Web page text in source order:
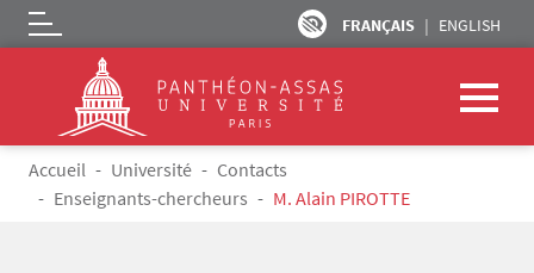
Aller au contenu principal
FRANÇAIS ENGLISH
Logo
Fil d'Ariane
Accueil Université
Contacts
Enseignants-chercheurs
M. Alain PIROTTE